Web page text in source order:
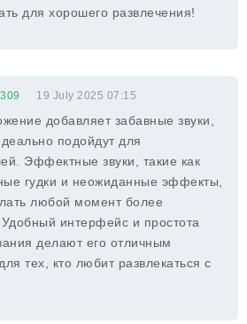
для хорошего развлечения!
19 July 2025 07:15
добавляет забавные звуки,
подойдут для
Эффектные звуки, такие как
гудки и неожиданные эффекты,
любой момент более
интерфейс и простота
делают его отличным
тех, кто любит развлекаться с